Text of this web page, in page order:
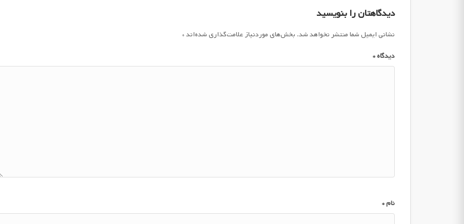
دیدگاهتان را بنویسید
نشانی ایمیل شما منتشر نخواهد شد. بخش‌های موردنیاز علامت‌گذاری شده‌اند*
دیدگاه*
نام*